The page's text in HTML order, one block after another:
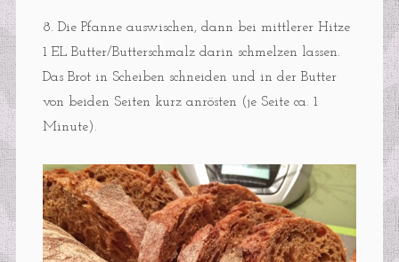
8. Die Pfanne auswischen, dann bei mittlerer Hitze
1 EL Butter/Butterschmalz darin schmelzen lassen.
Das Brot in Scheiben schneiden und in der Butter
von beiden Seiten kurz anrösten (je Seite ca. 1
Minute).